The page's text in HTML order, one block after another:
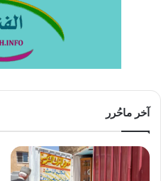
آخر ماحُرر